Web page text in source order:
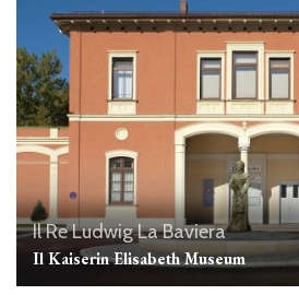
Il Re LudwigLa Baviera
Il Kaiserin Elisabeth Museum